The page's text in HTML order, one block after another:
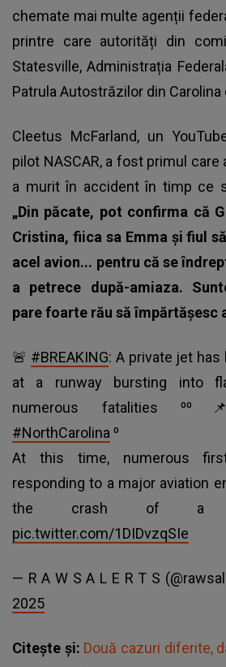
chemate mai multe agenții
printre care autorități din
Statesville, Administrația
Patrula Autostrăzilor din Carolina
Cleetus McFarland, un
pilot NASCAR, a fost primul
a murit în accident în timp ce
„Din păcate, pot confirma că
Cristina, fiica sa Emma și fiul
acel avion... pentru că se
a petrece după-amiaza.
pare foarte rău să împărtășesc
🚨 #BREAKING: A private jet has
at a runway bursting into
numerous fatalities
#NorthCarolina ⁰
At this time, numerous
responding to a major aviation
the crash of a
pic.twitter.com/1DIDvzqSIe
— R A W S A L E R T S
2025
Citește și: Două cazuri diferite,